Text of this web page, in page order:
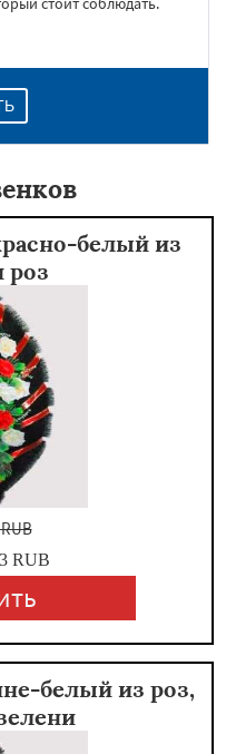
белый из
роз
RUB
белый из роз,